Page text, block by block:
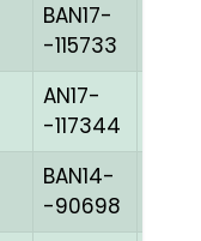
BAN17-
-115733
AN17-
-117344
BAN14-
-90698